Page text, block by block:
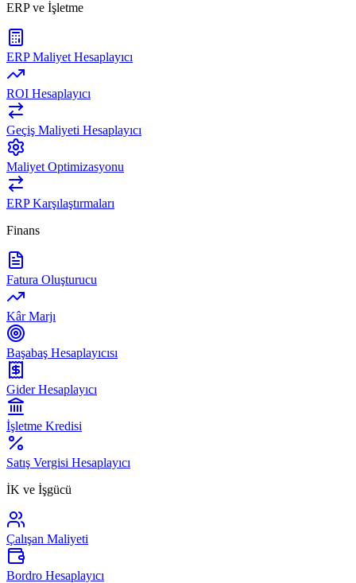
ERP ve İşletme
ERP Maliyet Hesaplayıcı
ROI Hesaplayıcı
Geçiş Maliyeti Hesaplayıcı
Maliyet Optimizasyonu
ERP Karşılaştırmaları
Finans
Fatura Oluşturucu
Kâr Marjı
Başabaş Hesaplayıcısı
Gider Hesaplayıcı
İşletme Kredisi
Satış Vergisi Hesaplayıcı
İK ve İşgücü
Çalışan Maliyeti
Bordro Hesaplayıcı